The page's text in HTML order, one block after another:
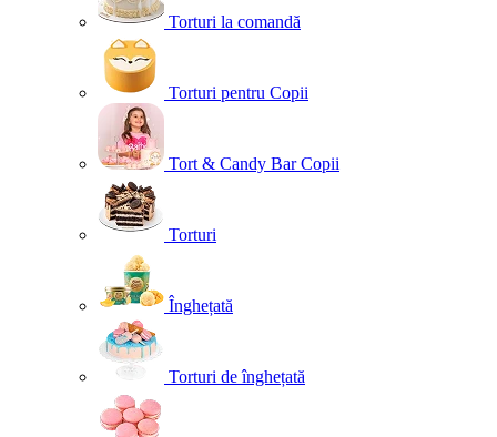
Torturi la comandă
Torturi pentru Copii
Tort & Candy Bar Copii
Torturi
Înghețată
Torturi de înghețată